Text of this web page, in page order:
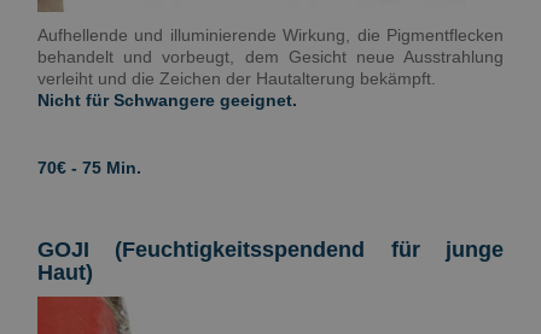
Aufhellende und illuminierende Wirkung, die Pigmentflecken
behandelt und vorbeugt, dem Gesicht neue Ausstrahlung
verleiht und die Zeichen der Hautalterung bekämpft.
Nicht für Schwangere geeignet.
70€ - 75 Min.
GOJI (Feuchtigkeitsspendend für junge
Haut)